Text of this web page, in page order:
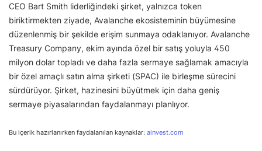
CEO Bart Smith liderliğindeki şirket, yalnızca token
biriktirmekten ziyade, Avalanche ekosisteminin büyümesine
düzenlenmiş bir şekilde erişim sunmaya odaklanıyor. Avalanche
Treasury Company, ekim ayında özel bir satış yoluyla 450
milyon dolar topladı ve daha fazla sermaye sağlamak amacıyla
bir özel amaçlı satın alma şirketi (SPAC) ile birleşme sürecini
sürdürüyor. Şirket, hazinesini büyütmek için daha geniş
sermaye piyasalarından faydalanmayı planlıyor.
Bu içerik hazırlanırken faydalanılan kaynaklar: ainvest.com